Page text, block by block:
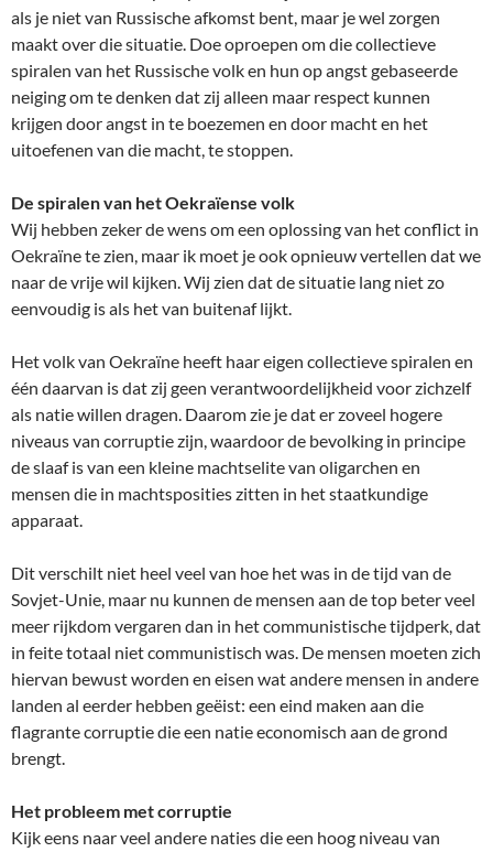
als je niet van Russische afkomst bent, maar je wel zorgen
maakt over die situatie. Doe oproepen om die collectieve
spiralen van het Russische volk en hun op angst gebaseerde
neiging om te denken dat zij alleen maar respect kunnen
krijgen door angst in te boezemen en door macht en het
uitoefenen van die macht, te stoppen.
De spiralen van het Oekraïense volk
Wij hebben zeker de wens om een oplossing van het conflict in
Oekraïne te zien, maar ik moet je ook opnieuw vertellen dat we
naar de vrije wil kijken. Wij zien dat de situatie lang niet zo
eenvoudig is als het van buitenaf lijkt.
Het volk van Oekraïne heeft haar eigen collectieve spiralen en
één daarvan is dat zij geen verantwoordelijkheid voor zichzelf
als natie willen dragen. Daarom zie je dat er zoveel hogere
niveaus van corruptie zijn, waardoor de bevolking in principe
de slaaf is van een kleine machtselite van oligarchen en
mensen die in machtsposities zitten in het staatkundige
apparaat.
Dit verschilt niet heel veel van hoe het was in de tijd van de
Sovjet-Unie, maar nu kunnen de mensen aan de top beter veel
meer rijkdom vergaren dan in het communistische tijdperk, dat
in feite totaal niet communistisch was. De mensen moeten zich
hiervan bewust worden en eisen wat andere mensen in andere
landen al eerder hebben geëist: een eind maken aan die
flagrante corruptie die een natie economisch aan de grond
brengt.
Het probleem met corruptie
Kijk eens naar veel andere naties die een hoog niveau van